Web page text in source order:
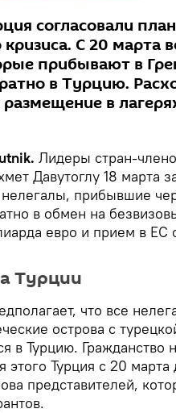
согласовали
С 20 марта
прибывают в
в Турцию.
в
Лидеры стран-
Давутоглу 18 марта
прибывшие
в обмен на
евро и прием в ЕС
Турции
что все
острова с
в Турцию. Гражданство
этого Турция с 20
представителей,